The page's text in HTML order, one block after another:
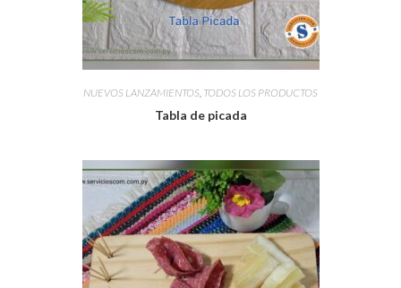
NUEVOS LANZAMIENTOS, TODOS LOS PRODUCTOS
Tabla de picada